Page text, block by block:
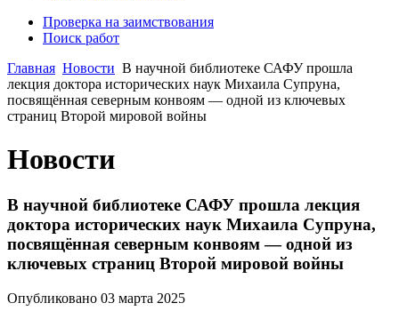
Проверка на заимствования
Поиск работ
Главная Новости В научной библиотеке САФУ прошла
лекция доктора исторических наук Михаила Супруна,
посвящённая северным конвоям — одной из ключевых
страниц Второй мировой войны
Новости
В научной библиотеке САФУ прошла лекция
доктора исторических наук Михаила Супруна,
посвящённая северным конвоям — одной из
ключевых страниц Второй мировой войны
Опубликовано 03 марта 2025